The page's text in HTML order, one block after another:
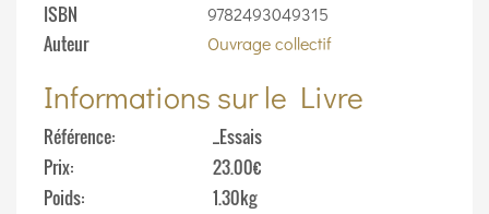
ISBN 9782493049315
Auteur Ouvrage collectif
Informations sur le Livre
Référence
_Essais
Prix
23.00€
Poids
1.30kg